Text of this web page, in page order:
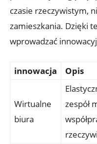
czasie rzeczywistym,
zamieszkania. Dzięki
wprowadzać
innowacja Opis
Wirtualne
biura
zespół